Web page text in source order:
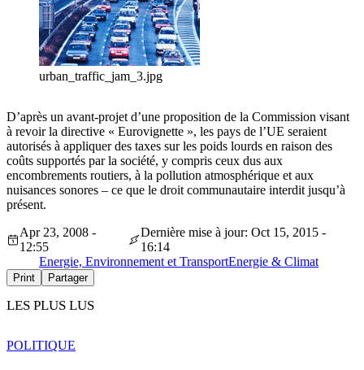
urban_traffic_jam_3.jpg
D’après un avant-projet d’une proposition de la Commission visant
à revoir la directive « Eurovignette », les pays de l’UE seraient
autorisés à appliquer des taxes sur les poids lourds en raison des
coûts supportés par la société, y compris ceux dus aux
encombrements routiers, à la pollution atmosphérique et aux
nuisances sonores – ce que le droit communautaire interdit jusqu’à
présent.
Apr 23, 2008 -
12:55
Dernière mise à jour: Oct 15, 2015 -
16:14
Energie, Environnement et TransportEnergie & Climat
Print Partager
LES PLUS LUS
POLITIQUE